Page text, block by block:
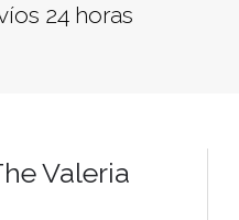
24 horas
Valeria